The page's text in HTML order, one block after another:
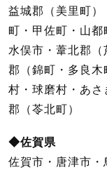
益城郡（美里町
町・甲佐町・山都
水俣市・葦北郡
郡（錦町・多良
村・球磨村・あ
郡（苓北町）
◆佐賀県
佐賀市・唐津市